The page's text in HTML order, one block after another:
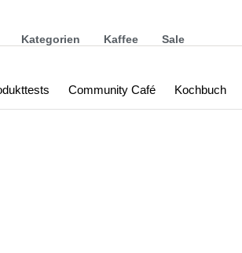
Kategorien Kaffee Sale
Community Café Kochbuch